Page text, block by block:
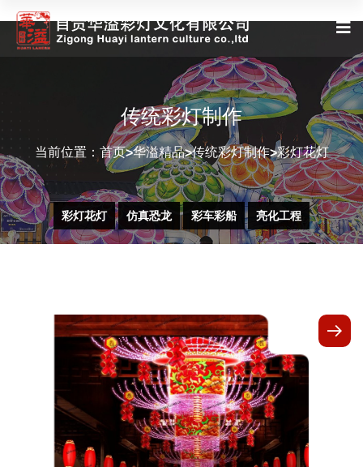
传统彩灯制作
当前位置： 首页>华溢精品>传统彩灯制作>彩灯花灯
彩灯花灯 仿真恐龙 彩车彩船 亮化工程